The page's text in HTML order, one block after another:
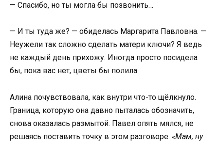
— Спасибо, но ты могла бы позвонить…
— И ты туда же? — обиделась Маргарита Павловна. —
Неужели так сложно сделать матери ключи? Я ведь
не каждый день прихожу. Иногда просто посидела
бы, пока вас нет, цветы бы полила.
Алина почувствовала, как внутри что-то щёлкнуло.
Граница, которую она давно пыталась обозначить,
снова оказалась размытой. Павел опять мялся, не
решаясь поставить точку в этом разговоре. «Мам, ну